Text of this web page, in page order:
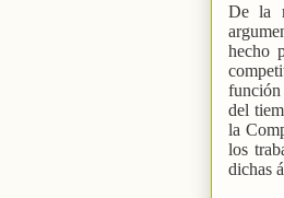
De la
hecho
función
del
la
los
dichas